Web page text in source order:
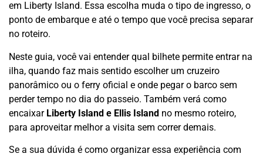
em Liberty Island. Essa escolha muda o tipo de ingresso, o
ponto de embarque e até o tempo que você precisa separar
no roteiro.
Neste guia, você vai entender qual bilhete permite entrar na
ilha, quando faz mais sentido escolher um cruzeiro
panorâmico ou o ferry oficial e onde pegar o barco sem
perder tempo no dia do passeio. Também verá como
encaixar Liberty Island e Ellis Island no mesmo roteiro,
para aproveitar melhor a visita sem correr demais.
Se a sua dúvida é como organizar essa experiência com